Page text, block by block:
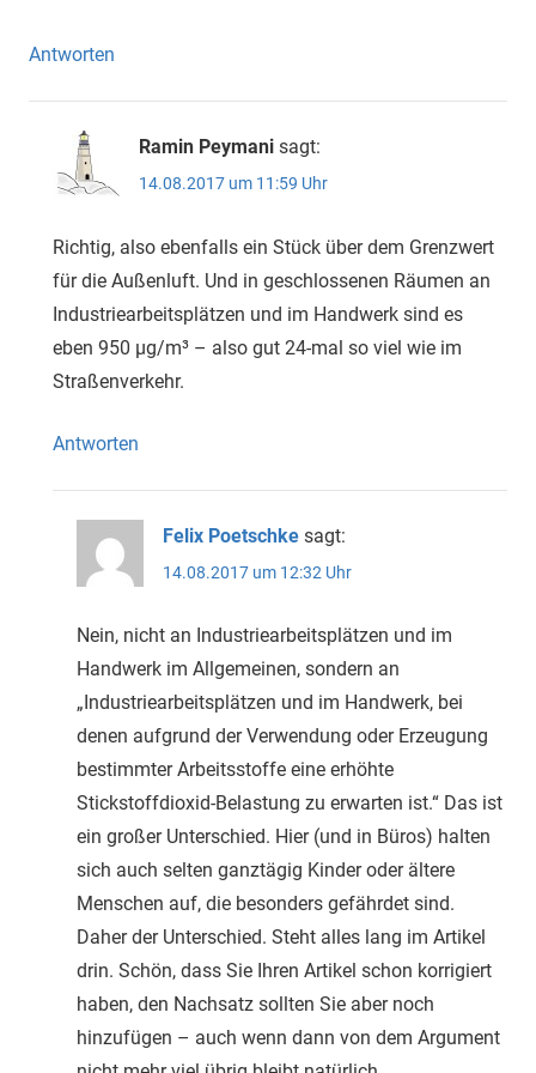
Antworten
Ramin Peymani sagt:
14.08.2017 um 11:59 Uhr
Richtig, also ebenfalls ein Stück über dem Grenzwert
für die Außenluft. Und in geschlossenen Räumen an
Industriearbeitsplätzen und im Handwerk sind es
eben 950 µg/m³ – also gut 24-mal so viel wie im
Straßenverkehr.
Antworten
Felix Poetschke sagt:
14.08.2017 um 12:32 Uhr
Nein, nicht an Industriearbeitsplätzen und im
Handwerk im Allgemeinen, sondern an
„Industriearbeitsplätzen und im Handwerk, bei
denen aufgrund der Verwendung oder Erzeugung
bestimmter Arbeitsstoffe eine erhöhte
Stickstoffdioxid-Belastung zu erwarten ist.“ Das ist
ein großer Unterschied. Hier (und in Büros) halten
sich auch selten ganztägig Kinder oder ältere
Menschen auf, die besonders gefährdet sind.
Daher der Unterschied. Steht alles lang im Artikel
drin. Schön, dass Sie Ihren Artikel schon korrigiert
haben, den Nachsatz sollten Sie aber noch
hinzufügen – auch wenn dann von dem Argument